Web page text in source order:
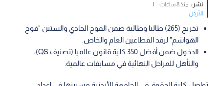
نشر : منذ 8 ساعات
|
الأردن
تخريج (265) طالبا وطالبة ضمن الفوج الحادي والستين "فوج
الهواشم" لرفد القطاعين العام والخاص.
الدخول ضمن أفضل 350 كلية قانون عالميا (تصنيف QS)،
والتأهل للمراحل النهائية في مسابقات عالمية.